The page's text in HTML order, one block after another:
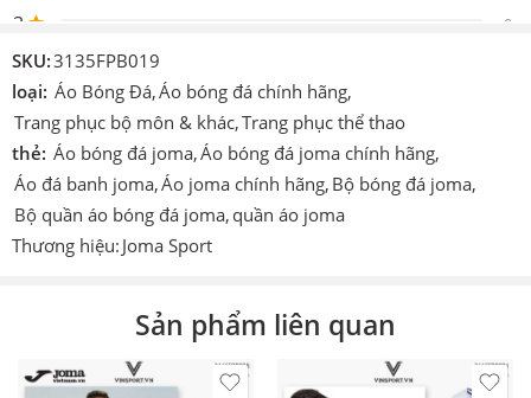
Đặc
Tên sản
phẩm
Joma Mirro Noise 3135FPB019
Thương
hiệu
Joma
Mã sản
phẩm
3135FPB019
liệu vải
Độ đàn hồi cao)
3 0
2
1
Be the first to review!
Đánh giá
SKU:3135FPB019
loại: Áo Bóng Đá,Áo bóng đá chính hãng,
Trang phục bộ môn & khác,Trang phục thể thao
thẻ: Áo bóng đá joma,Áo bóng đá joma chính hãng,
Áo đá banh joma,Áo joma chính hãng, Bộ bóng đá joma,
Bộ quần áo bóng đá joma, quần áo joma
Thương hiệu: Joma Sport
Sản phẩm liên quan